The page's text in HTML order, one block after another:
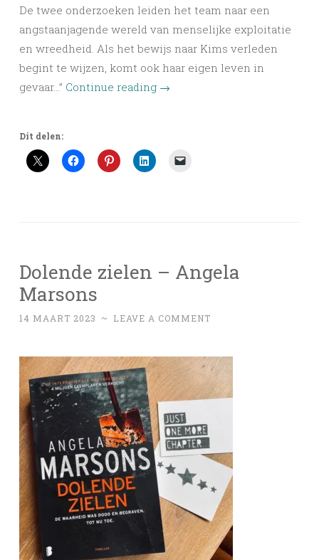
De twee onderzoeken leiden het team naar een
angstaanjagende wereld van menselijke exploitatie
en wreedheid. Als het bewijs naar Kims verleden
begint te wijzen, komt ook haar eigen leven in
gevaar…” Continue reading →
Dit delen:
Dolende zielen – Angela
Marsons
14 MAART 2023 ~ LEAVE A COMMENT